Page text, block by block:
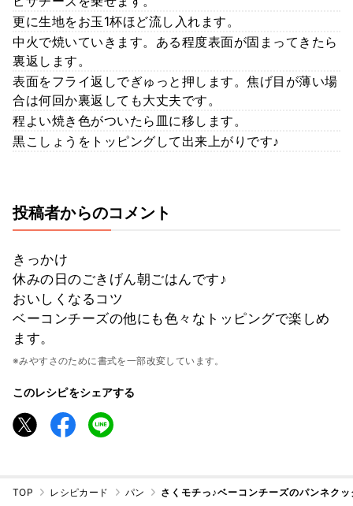
更に生地をお玉1杯ほど流し入れます。
中火で焼いていきます。ある程度表面が固まってきたら
裏返します。
表面をフライ返しでぎゅっと押します。焦げ目が薄い場
合は何回か裏返しても大丈夫です。
程よい焼き色がついたら皿に移します。
黒こしょうをトッピングして出来上がりです♪
投稿者からのコメント
きっかけ
休みの日のごきげん朝ごはんです♪
おいしくなるコツ
ベーコンチーズの他にも色々なトッピングで楽しめ
ます。
※みやすさのために書式を一部改変しています。
このレシピをシェアする
TOP レシピカード パン さくモチっ♪ベーコンチーズのパンネク